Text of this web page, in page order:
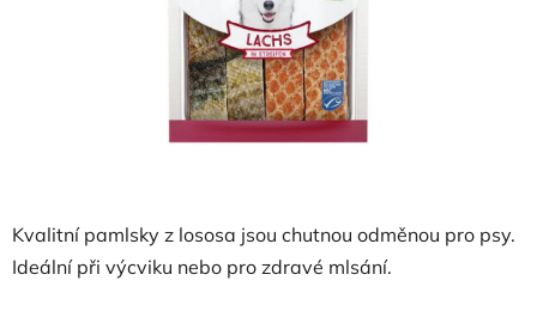
Kvalitní pamlsky z lososa jsou chutnou odměnou pro psy.
Ideální při výcviku nebo pro zdravé mlsání.